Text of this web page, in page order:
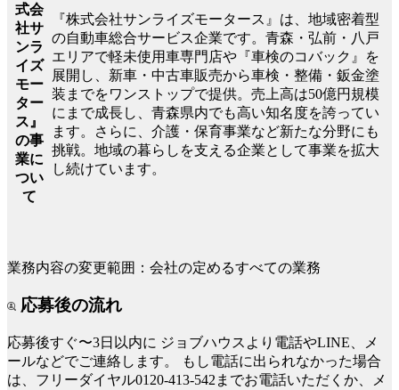
式会
社サ
ンラ
イズ
モー
ター
ス』
の事
業に
つい
て
『株式会社サンライズモータース』は、地域密着型
の自動車総合サービス企業です。青森・弘前・八戸
エリアで軽未使用車専門店や『車検のコバック』を
展開し、新車・中古車販売から車検・整備・鈑金塗
装までをワンストップで提供。売上高は50億円規模
にまで成長し、青森県内でも高い知名度を誇ってい
ます。さらに、介護・保育事業など新たな分野にも
挑戦。地域の暮らしを支える企業として事業を拡大
し続けています。
業務内容の変更範囲：会社の定めるすべての業務
応募後の流れ
応募後すぐ〜3日以内に ジョブハウスより電話やLINE、メ
ールなどでご連絡します。
もし電話に出られなかった場合
は、フリーダイヤル0120-413-542までお電話いただくか、メ